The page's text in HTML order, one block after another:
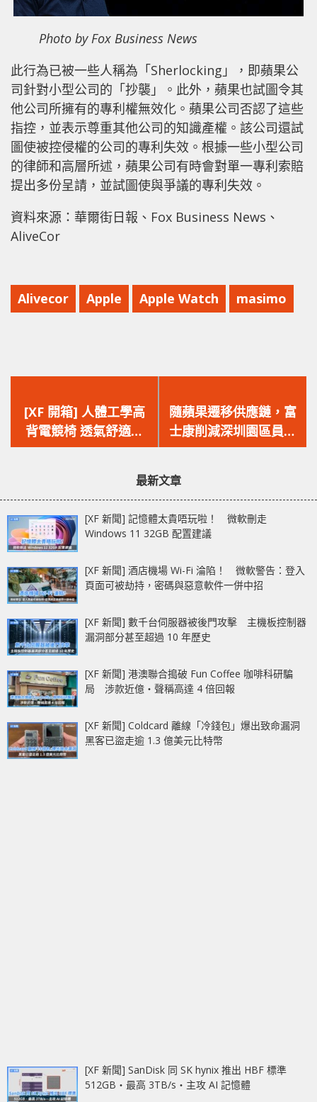
Photo by Fox Business News
此行為已被一些人稱為「Sherlocking」，即蘋果公
司針對小型公司的「抄襲」。此外，蘋果也試圖令其
他公司所擁有的專利權無效化。蘋果公司否認了這些
指控，並表示尊重其他公司的知識產權。該公司還試
圖使被控侵權的公司的專利失效。根據一些小型公司
的律師和高層所述，蘋果公司有時會對單一專利索賠
提出多份呈請，並試圖使與爭議的專利失效。
資料來源：華爾街日報、Fox Business News、
AliveCor
Alivecor Apple Apple Watch masimo
一
篇
文
[XF 開箱] 人體工學高
背電競椅 透氣舒適‧
4D 扶手‧160 度平放
一
篇
文
隨蘋果遷移供應鏈，富
士康削減深圳園區員工
薪酬，時薪僅剩 20 元
最新文章
[XF 新聞] 記憶體太貴唔玩啦！ 微軟刪走
Windows 11 32GB 配置建議
[XF 新聞] 酒店機場 Wi-Fi 淪陷！ 微軟警告：登入
頁面可被劫持，密碼與惡意軟件一併中招
[XF 新聞] 數千台伺服器被後門攻擊 主機板控制器
漏洞部分甚至超過 10 年歷史
[XF 新聞] 港澳聯合搗破 Fun Coffee 咖啡科研騙
局 涉款近億‧聲稱高達 4 倍回報
[XF 新聞] Coldcard 離線「冷錢包」爆出致命漏洞
黑客已盜走逾 1.3 億美元比特幣
[XF 新聞] SanDisk 同 SK hynix 推出 HBF 標準
512GB‧最高 3TB/s‧主攻 AI 記憶體